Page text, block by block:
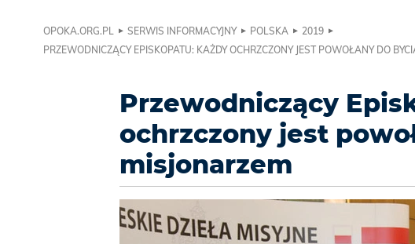
OPOKA.ORG.PL SERWIS INFORMACYJNY POLSKA
2019
PRZEWODNICZĄCY EPISKOPATU: KAŻDY OCHRZCZONY JEST POWOŁANY DO
Przewodniczący
ochrzczony jest
misjonarzem